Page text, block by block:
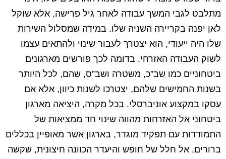
מתלבט לגבי המשך עבודה לאחר גיל פרישה, אלא שוקל
לאן יפנה בקריירה השניה שלו. במידה שמסלול השירות
שלו היה ייעודי, הוא יצטרך לעבור שינוי ולהתאים עצמו
לשוק העבודה האזרחי. בדומה לכך פורשים מארגונים
ביטחוניים כמו שב”כ, משטרה ושב”ס, שהם, לכל היותר
בשנות החמישים שלהם, יצטרכו לשנות כיוון, אלא אם
עסקו במקצוע אוניברסלי. בכל מקרה, היציאה מארגון
ביטחוני אל האזרחות מהווה שינוי חד ממציאות של
התמודדות עם תפקיד מוגדר, בארגון אשר מאופיין בכללים
ברורים, אל חלל של חופש והיעדר הכוונה חיצונית, שקשה